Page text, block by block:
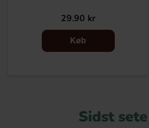
29.90 kr
Køb
Sidst sete